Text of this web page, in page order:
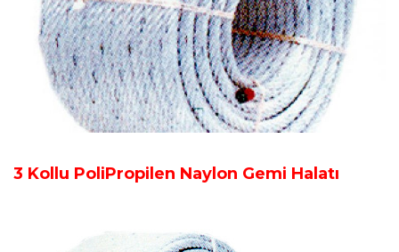
3 Kollu PoliPropilen Naylon Gemi Halatı